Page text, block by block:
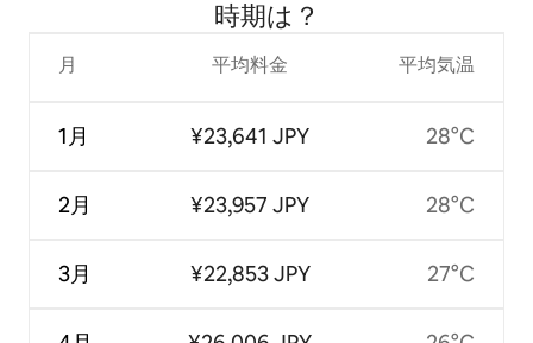
時⁠期⁠は⁠？
月
1月
2月
3月
平均料金
¥23,641 JPY
¥23,957 JPY
¥22,853 JPY
平均気温
28°C
28°C
27°C